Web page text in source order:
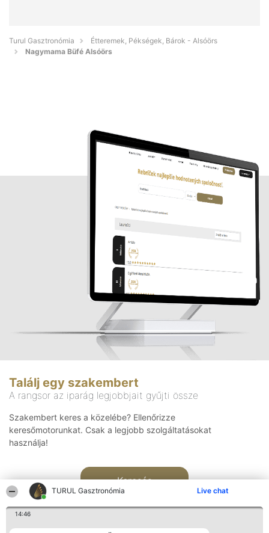
TURUL Gasztronómia Live chat
14:46
Turul Gasztronómia
Étteremek, Pékségek, Bárok - Alsóörs
Nagymama Büfé Alsóörs
Találj egy szakembert
A rangsor az iparág legjobbjait gyűjti össze
Szakembert keres a közelébe? Ellenőrizze
keresőmotorunkat. Csak a legjobb szolgáltatásokat
használja!
Keresés